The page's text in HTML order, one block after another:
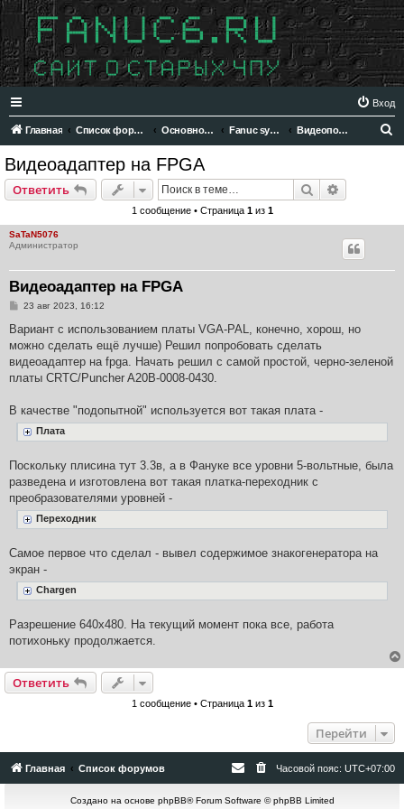
Вход
Главная Список форумов Основной раздел Fanuc system 6 Видеоподсистема
Видеоадаптер на FPGA
Ответить Поиск
1 сообщение • Страница 1из 1
SaTaN5076
Администратор
Видеоадаптер на FPGA
С
о
б
щ
е
н
и
23 авг 2023, 16:12
Вариант с использованием платы VGA-PAL, конечно, хорош, но
можно сделать ещё лучше) Решил попробовать сделать
видеоадаптер на fpga. Начать решил с самой простой, черно-зеленой
платы CRTC/Puncher A20B-0008-0430.
В качестве "подопытной" используется вот такая плата -
Плата
Поскольку плисина тут 3.3в, а в Фануке все уровни 5-вольтные, была
разведена и изготовлена вот такая платка-переходник с
преобразователями уровней -
Переходник
Самое первое что сделал - вывел содержимое знакогенератора на
экран -
Chargen
Разрешение 640х480. На текущий момент пока все, работа
потихоньку продолжается.
Ответить
1 сообщение • Страница 1из 1
Перейти
Главная Список форумов Часовой пояс: UTC+07:00
Создано на основе phpBB® Forum Software © phpBB Limited